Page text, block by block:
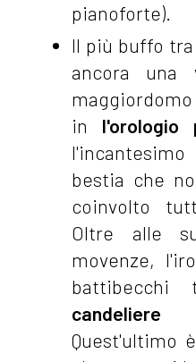
pianoforte).
Il più buffo
ancora una
in l'orologio
bestia che
coinvolto
Oltre alle
movenze,
Quest'ultimo